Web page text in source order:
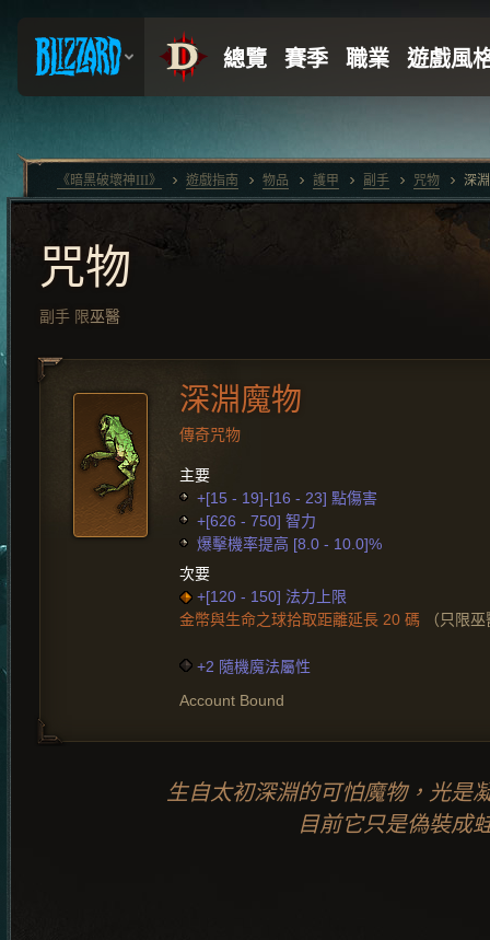
咒物
副手 限巫醫
深淵魔物
傳奇咒物
主要
+[15 - 19]-[16 - 23] 點傷害
+[626 - 750] 智力
爆擊機率提高 [8.0 - 10.0]%
次要
+[120 - 150] 法力上限
金幣與生命之球拾取距離延長 20 碼
（只限
+2 隨機魔法屬性
Account Bound
生自太初深淵的可怕魔物，光是
目前它只是偽裝成
《暗黑破壞神III》 遊戲指南 物品 護甲 副手 咒物 深